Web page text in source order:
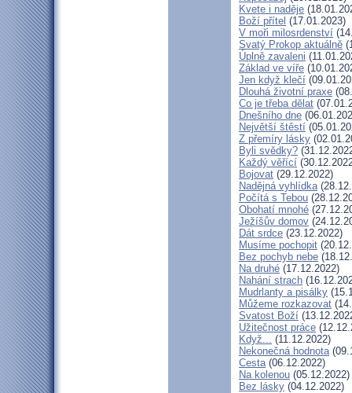
Kvete i naděje
Boží přítel (17.01.2023)
V moři milosrdenství
Svatý Prokop aktuálně
Úplně zavaleni
Základ ve víře
Jen když klečí
Dlouhá životní praxe
Co je třeba dělat
Dnešního dne
Největší štěstí
Z přemíry lásky
Byli svědky?
Každý věřící
Bojovat (29.12.2022)
Nadějná vyhlídka
Počítá s Tebou
Obohatí mnohé
Ježíšův domov
Dát srdce (23.12.2022)
Musíme pochopit
Bez pochyb nebe
Na druhé (17.12.2022)
Nahání strach
Mudrlanty a pisálky
Můžeme rozkazovat
Svatost Boží
Užitečnost práce
Když... (11.12.2022)
Nekonečná hodnota
Cesta(06.12.2022)
Na kolenou (05.12.2022)
Bez lásky (04.12.2022)